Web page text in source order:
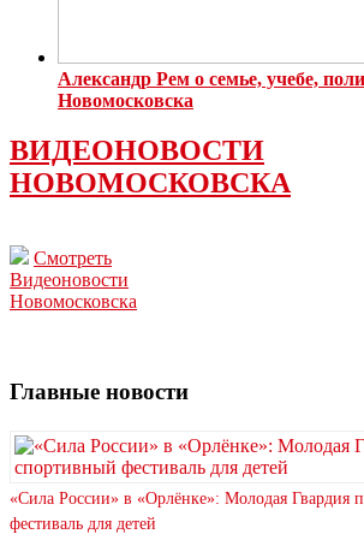
Александр Рем о семье, учебе,
Новомосковска
ВИДЕОНОВОСТИ
НОВОМОСКОВСКА
Смотреть
Видеоновости
Новомосковска
Главные новости
«Сила России» в «Орлёнке»: Молодая Гвардия
фестиваль для детей